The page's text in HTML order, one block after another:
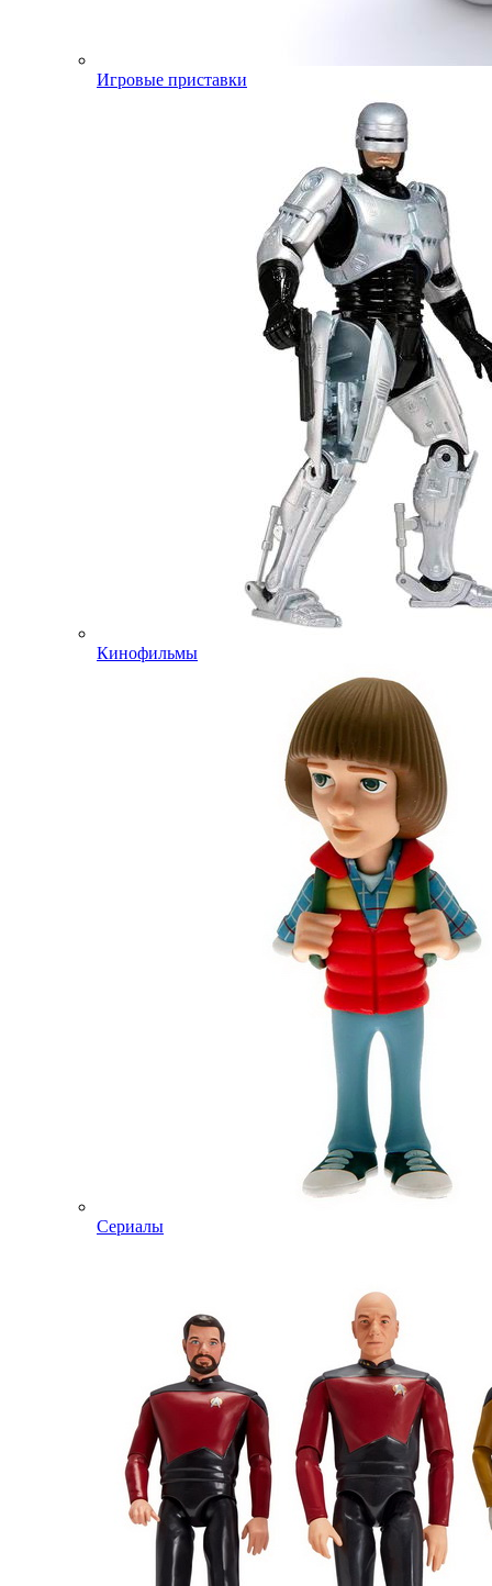
Игровые приставки
Кинофильмы
Сериалы